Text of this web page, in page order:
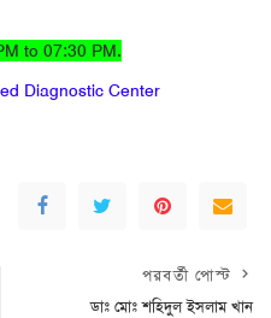
to 07:30 PM.
Diagnostic Center
পরবর্তী পোস্ট
ডাঃ মোঃ শহিদুল ইসলাম খান